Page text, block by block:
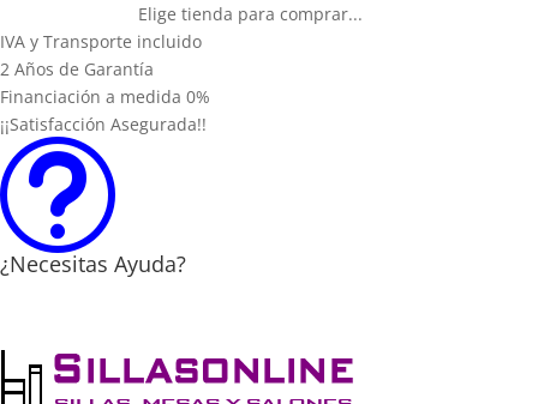
Elige tienda para comprar...
IVA y Transporte incluido
2 Años de Garantía
Financiación a medida 0%
¡¡Satisfacción Asegurada!!
t
¿Necesitas Ayuda?